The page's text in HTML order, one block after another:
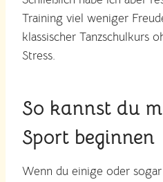
Training viel weniger
klassischer Tanzschulkurs
Stress.
So kannst du
Sport beginnen
Wenn du einige oder